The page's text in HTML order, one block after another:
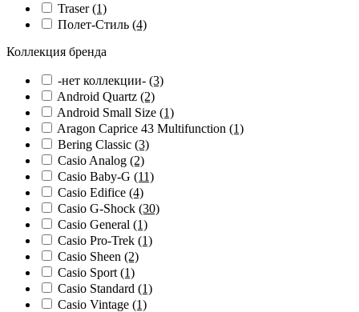
Traser(1)
Полет-Стиль (4)
Коллекция бренда
-нет коллекции- (3)
Android Quartz (2)
Android Small Size (1)
Aragon Caprice 43 Multifunction (1)
Bering Classic (3)
Casio Analog (2)
Casio Baby-G (11)
Casio Edifice (4)
Casio G-Shock (30)
Casio General (1)
Casio Pro-Trek (1)
Casio Sheen (2)
Casio Sport (1)
Casio Standard (1)
Casio Vintage (1)